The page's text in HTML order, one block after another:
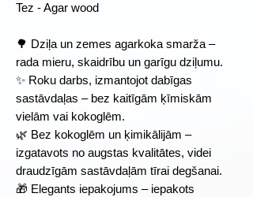
Tez - Agar wood
🌳 Dziļa un zemes agarkoka smarža –
rada mieru, skaidrību un garīgu dziļumu.
✨ Roku darbs, izmantojot dabīgas
sastāvdaļas – bez kaitīgām ķīmiskām
vielām vai kokoglēm.
🌿 Bez kokoglēm un ķimikālijām –
izgatavots no augstas kvalitātes, videi
draudzīgām sastāvdaļām tīrai degšanai.
🎁 Elegants iepakojums – iepakots